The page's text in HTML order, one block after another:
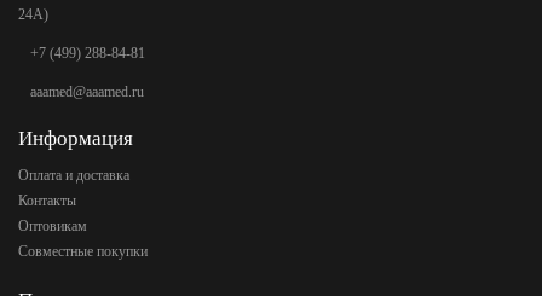
24А)
+7 (499) 288-84-81
aaamed@aaamed.ru
Информация
Оплата и доставка
Контакты
Оптовикам
Совместные покупки